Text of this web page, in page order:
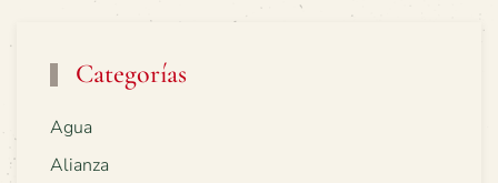
Categorías
Agua
Alianza